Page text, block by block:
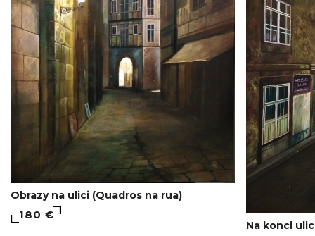
Obrazy na ulici (Quadros na rua)
180 €
Na konci